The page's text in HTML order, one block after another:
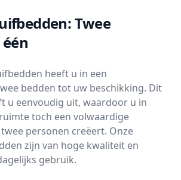
Twee
heeft u in een
bedden tot uw beschikking. Dit
u eenvoudig uit, waardoor u in
toch een volwaardige
personen creëert. Onze
zijn van hoge kwaliteit en
gebruik.